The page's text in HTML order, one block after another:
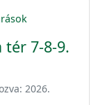
tér 7-8-9.
2026.